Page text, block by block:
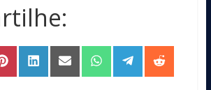
Share
Pinterest
Share
on
LinkedIn
Share
on
Email
Share
WhatsApp
Share
Telegram
Share
Reddit